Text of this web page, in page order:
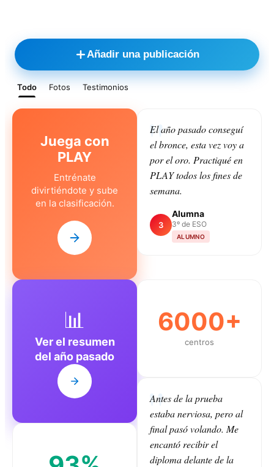
Añadir una publicación
Todo Fotos Testimonios
Juega con
PLAY
Entrénate
divirtiéndote y sube
en la clasificación.
El año pasado conseguí
el bronce, esta vez voy a
por el oro. Practiqué en
PLAY todos los fines de
semana.
3
Alumna
3º de ESO
ALUMNO
📊
Ver el resumen
del año pasado
6000+
centros
Antes de la prueba
estaba nerviosa, pero al
final pasó volando. Me
encantó recibir el
diploma delante de la